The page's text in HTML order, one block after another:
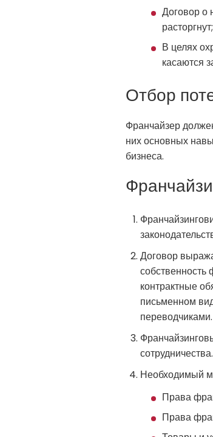
Договор о
расторгнут;
В целях
касаются
Отбор
Франчайзер
них основных
бизнеса.
Договор
контрактные
письменном
сотрудничества.
Необходимый
Права
Права